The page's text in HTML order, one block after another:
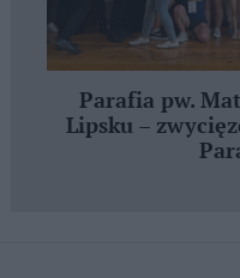
Parafia pw.
Lipsku –